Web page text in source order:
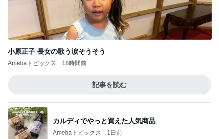
小原正子 長女の歌う涙そうそう
Amebaトピックス 18時間前
記事を読む
Amebaトピックス 1日前
ドラッグストアで128円のあんぱん
Amebaトピックス 2日前